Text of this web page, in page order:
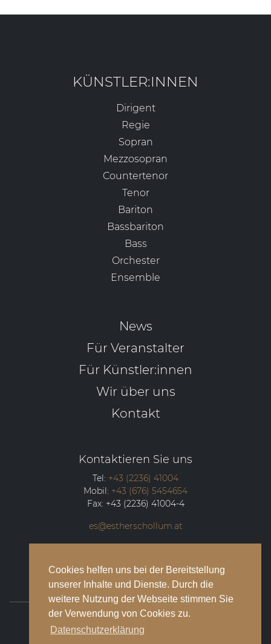
Cookies helfen uns bei der Bereitstellung
unserer Inhalte und Dienste. Durch die
weitere Nutzung der Webseite stimmen Sie
der Verwendung von Cookies zu.
Datenschutzerklärung
KÜNSTLER:INNEN
Dirigent
Regie
Sopran
Mezzosopran
Countertenor
Tenor
Bariton
Bassbariton
Bass
Orchester
Ensemble
News
Für Veranstalter
Für Künstler:innen
Wir über uns
Kontakt
Kontaktieren Sie uns
Tel: +43 (2236) 41004
Mobil: +43 (676) 5454654
Fax: +43 (2236) 41004-4
es@estherschollum.at
2340 Mödling